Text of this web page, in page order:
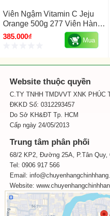
Viên Ngậm Vitamin C Jeju
Orange 500g 277 Viên Hàn
Quốc
385.000₫ Mua
Website thuộc quyền
C.TY TNHH TMDVVT XNK PHÚC
ĐKKD Số: 0312293457
Do Sở KH&ĐT Tp. HCM
Cấp ngày 24/05/2013
Trung tâm phân phối
68/2 KP2, Đường 25A, P.Tân Quy,
Tel: 0906 917 566
Email:
Website: